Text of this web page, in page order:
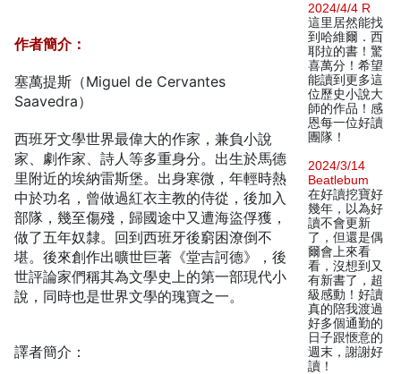
作者簡介：
塞萬提斯（Miguel de Cervantes
Saavedra）
西班牙文學世界最偉大的作家，兼負小說
家、劇作家、詩人等多重身分。出生於馬德
里附近的埃納雷斯堡。出身寒微，年輕時熱
中於功名，曾做過紅衣主教的侍從，後加入
部隊，幾至傷殘，歸國途中又遭海盜俘獲，
做了五年奴隸。回到西班牙後窮困潦倒不
堪。後來創作出曠世巨著《堂吉訶德》，後
世評論家們稱其為文學史上的第一部現代小
說，同時也是世界文學的瑰寶之一。
譯者簡介：
2024/4/4 R
這里居然能找
到哈維爾．西
耶拉的書！驚
喜萬分！希望
能讀到更多這
位歷史小說大
師的作品！感
恩每一位好讀
團隊！
2024/3/14
Beatlebum
在好讀挖寶好
幾年，以為好
讀不會更新
了，但還是偶
爾會上來看
看，沒想到又
有新書了，超
級感動！好讀
真的陪我渡過
好多個通勤的
日子跟愜意的
週末，謝謝好
讀！